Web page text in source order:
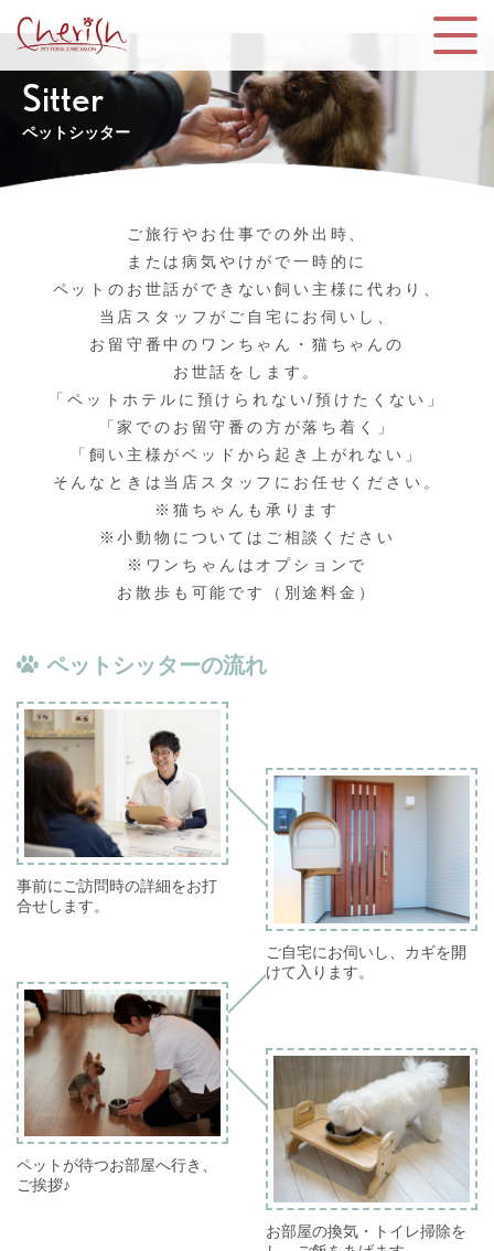
Sitter
ペットシッター
ご旅行やお仕事での外出時、
または病気やけがで一時的に
ペットのお世話ができない飼い主様に代わり、
当店スタッフがご自宅にお伺いし、
お留守番中のワンちゃん・猫ちゃんの
お世話をします。
「ペットホテルに預けられない/預けたくない」
「家でのお留守番の方が落ち着く」
「飼い主様がベッドから起き上がれない」
そんなときは当店スタッフにお任せください。
※猫ちゃんも承ります
※小動物についてはご相談ください
※ワンちゃんはオプションで
お散歩も可能です（別途料金）
ペットシッターの流れ
事前にご訪問時の詳細をお打
合せします。
ご自宅にお伺いし、カギを開
けて入ります。
ペットが待つお部屋へ行き、
ご挨拶♪
お部屋の換気・トイレ掃除を